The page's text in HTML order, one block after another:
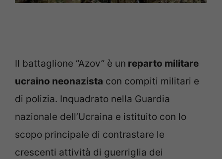
Il battaglione “Azov” è un reparto militare
ucraino neonazista con compiti militari e
di polizia. Inquadrato nella Guardia
nazionale dell’Ucraina e istituito con lo
scopo principale di contrastare le
crescenti attività di guerriglia dei